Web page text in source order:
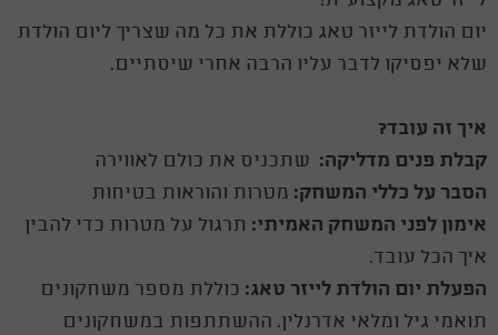
יום הולדת לייזר טאג כוללת את כל מה שצריך ליום הולדת
שלא יפסיקו לדבר עליו הרבה אחרי שיסתיים.
איך זה עובד?
קבלת פנים מדליקה: שתכניס את כולם לאווירה
הסבר על כללי המשחק: מטרות והוראות בטיחות
אימון לפני המשחק האמיתי: תרגול על מטרות כדי להבין
איך הכל עובד.
הפעלת יום הולדת לייזר טאג: כוללת מספר משחקונים
תואמי גיל ומלאי אדרנלין. ההשתתפות במשחקונים